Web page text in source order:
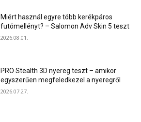
Miért használ egyre több kerékpáros
futómellényt? – Salomon Adv Skin 5 teszt
2026.08.01.
PRO Stealth 3D nyereg teszt – amikor
egyszerűen megfeledkezel a nyeregről
2026.07.27.